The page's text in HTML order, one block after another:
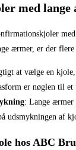
med
ærmer, er der
at vælge en
er nøglen til
: Lange
udsmykningen af
hos ABC